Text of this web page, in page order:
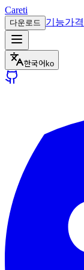
Careti
다운로드 기능가격
한국어 ko